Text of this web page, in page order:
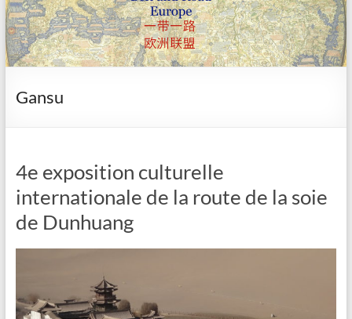
Gansu
4e exposition culturelle
internationale de la route de la soie
de Dunhuang